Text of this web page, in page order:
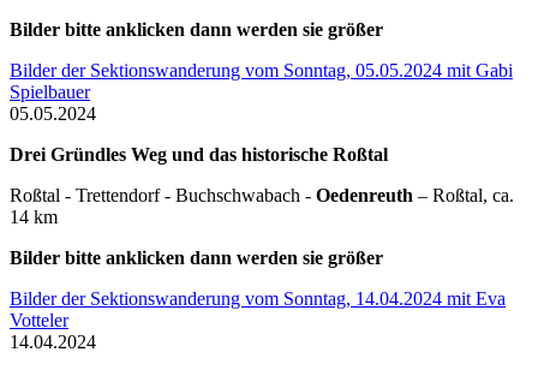
Bilder bitte anklicken dann werden sie größer
Bilder der Sektionswanderung vom Sonntag, 05.05.2024 mit Gabi
Spielbauer
05.05.2024
Drei Gründles Weg und das historische Roßtal
Roßtal - Trettendorf - Buchschwabach - Oedenreuth – Roßtal, ca.
14 km
Bilder bitte anklicken dann werden sie größer
Bilder der Sektionswanderung vom Sonntag, 14.04.2024 mit Eva
Votteler
14.04.2024